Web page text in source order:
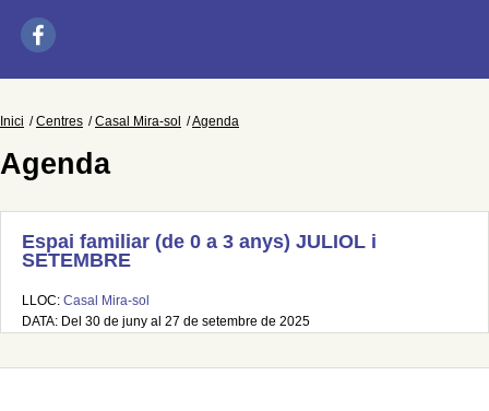
Inici Centres Casal Mira-sol Agenda
Agenda
Espai familiar (de 0 a 3 anys) JULIOL i
SETEMBRE
LLOC: Casal Mira-sol
DATA: Del 30 de juny al 27 de setembre de 2025